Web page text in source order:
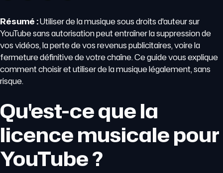
Résumé :Utiliser de la musique sous droits d'auteur sur
YouTube sans autorisation peut entraîner la suppression de
vos vidéos, la perte de vos revenus publicitaires, voire la
fermeture définitive de votre chaîne. Ce guide vous explique
comment choisir et utiliser de la musique légalement, sans
risque.
Qu'est-ce que la
licence musicale pour
YouTube ?